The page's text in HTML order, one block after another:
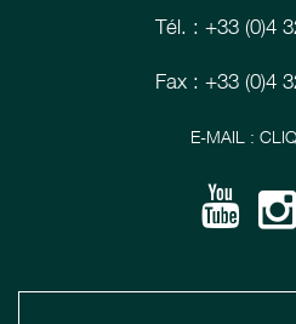
Tél. : +33 (0)4
Fax : +33 (0)4
E-MAIL :